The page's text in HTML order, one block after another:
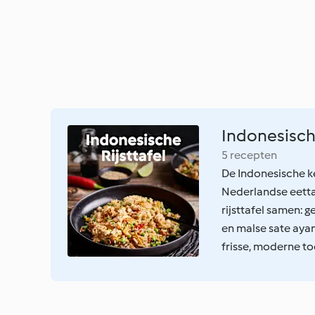
5 recepten
De Indonesische
Nederlandse
rijsttafel samen:
en malse sate
frisse, moderne